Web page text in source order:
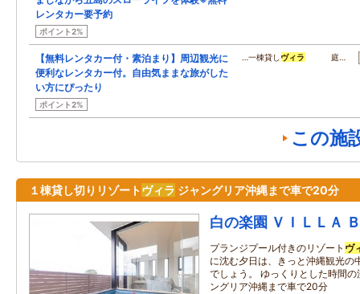
レンタカー要予約
ポイント2%
【無料レンタカー付・素泊まり】周辺観光に
便利なレンタカー付。自由気ままな旅がした
い方にぴったり
ポイント2%
…一棟貸し ヴィラ 庭…
この施
１棟貸し切りリゾートヴィラ ジャングリア沖縄まで車で20分
白の楽園 ＶＩＬＬＡ
プランジプール付きのリゾート ヴ
に沈む夕日は、きっと沖縄観光の
でしょう。 ゆっくりとした時間
ングリア沖縄まで車で20分